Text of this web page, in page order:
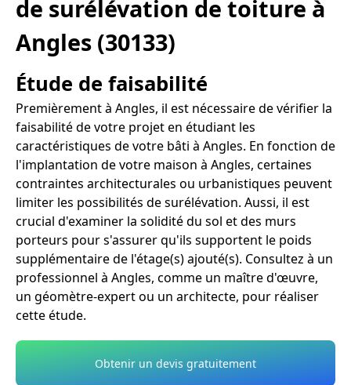
de surélévation de toiture à
Angles (30133)
Étude de faisabilité
Premièrement à Angles, il est nécessaire de vérifier la
faisabilité de votre projet en étudiant les
caractéristiques de votre bâti à Angles. En fonction de
l'implantation de votre maison à Angles, certaines
contraintes architecturales ou urbanistiques peuvent
limiter les possibilités de surélévation. Aussi, il est
crucial d'examiner la solidité du sol et des murs
porteurs pour s'assurer qu'ils supportent le poids
supplémentaire de l'étage(s) ajouté(s). Consultez à un
professionnel à Angles, comme un maître d'œuvre,
un géomètre-expert ou un architecte, pour réaliser
cette étude.
Obtenir un devis gratuitement